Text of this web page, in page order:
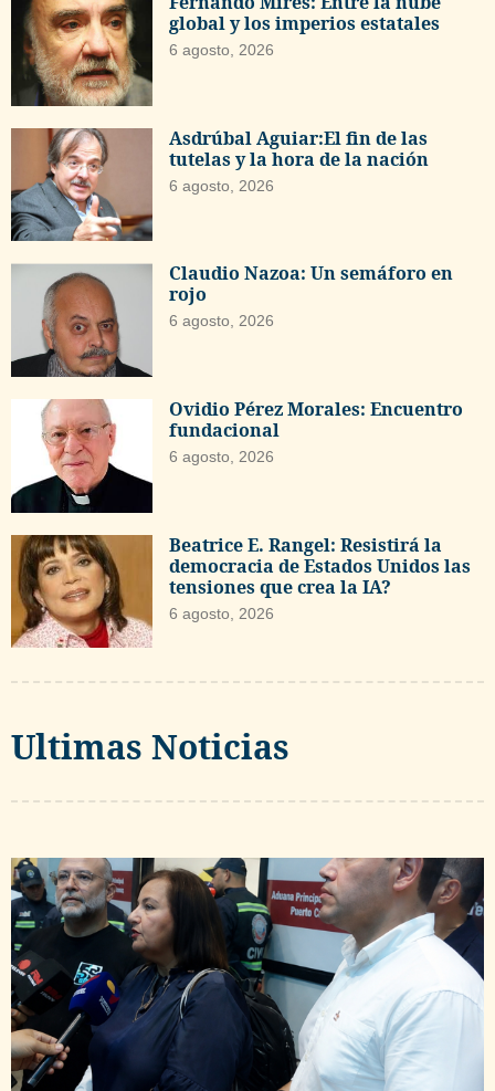
global y los imperios estatales
6 agosto, 2026
Asdrúbal Aguiar:El fin de las
tutelas y la hora de la nación
6 agosto, 2026
Claudio Nazoa: Un semáforo en
rojo
6 agosto, 2026
Ovidio Pérez Morales: Encuentro
fundacional
6 agosto, 2026
Beatrice E. Rangel: Resistirá la
democracia de Estados Unidos las
tensiones que crea la IA?
6 agosto, 2026
Ultimas Noticias